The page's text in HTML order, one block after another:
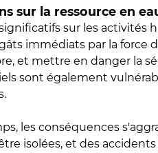
sur la ressource en
sur les activités
immédiats par la force
et mettre en danger la
sont également
les conséquences
isolées, et des